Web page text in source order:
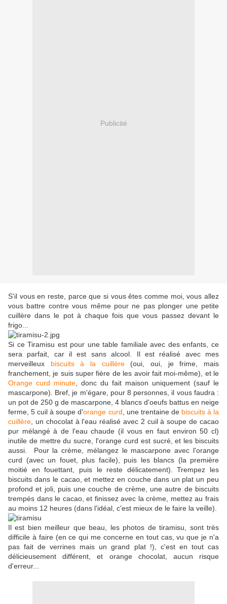
Publicité
S'il vous en reste, parce que si vous êtes comme moi, vous allez
vous battre contre vous même pour ne pas plonger une petite
cuillère dans le pot à chaque fois que vous passez devant le
frigo...
Si ce Tiramisu est pour une table familiale avec des enfants, ce
sera parfait, car il est sans alcool. Il est réalisé avec mes
merveilleux biscuits à la cuillère(oui, oui, je frime, mais
franchement, je suis super fière de les avoir fait moi-même), et le
Orange curd minute , donc du fait maison uniquement (sauf le
mascarpone). Bref, je m'égare, pour 8 personnes, il vous faudra :
un pot de 250 g de mascarpone, 4 blancs d'oeufs battus en neige
ferme, 5 cuil à soupe d'orange curd , une trentaine de biscuits à la
cuillère , un chocolat à l'eau réalisé avec 2 cuil à soupe de cacao
pur mélangé à de l'eau chaude (il vous en faut environ 50 cl)
inutile de mettre du sucre, l'orange curd est sucré, et les biscuits
aussi. Pour la crème, mélangez le mascarpone avec l'orange
curd (avec un fouet, plus facile), puis les blancs (la première
moitié en fouettant, puis le reste délicatement). Trempez les
biscuits dans le cacao, et mettez en couche dans un plat un peu
profond et joli, puis une couche de crème, une autre de biscuits
trempés dans le cacao, et finissez avec la crème, mettez au frais
au moins 12 heures (dans l'idéal, c'est mieux de le faire la veille).
Il est bien meilleur que beau, les photos de tiramisu, sont très
difficile à faire (en ce qui me concerne en tout cas, vu que je n'a
pas fait de verrines mais un grand plat !), c'est en tout cas
délicieusement différent, et orange chocolat, aucun risque
d'erreur...